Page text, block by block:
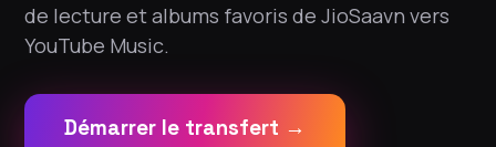
de lecture et albums favoris de JioSaavn vers
YouTube Music.
Démarrer le transfert →